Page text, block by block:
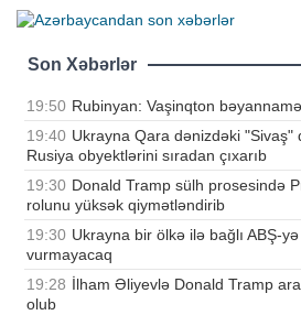
Son Xəbərlər
19:50 Rubinyan: Vaşinqton
19:40 Ukrayna Qara dənizdəki "Sivaş"
Rusiya obyektlərini sıradan çıxarıb
19:30 Donald Tramp sülh prosesində
rolunu yüksək qiymətləndirib
19:30 Ukrayna bir ölkə ilə bağlı ABŞ-
vurmayacaq
19:28 İlham Əliyevlə Donald Tramp
olub